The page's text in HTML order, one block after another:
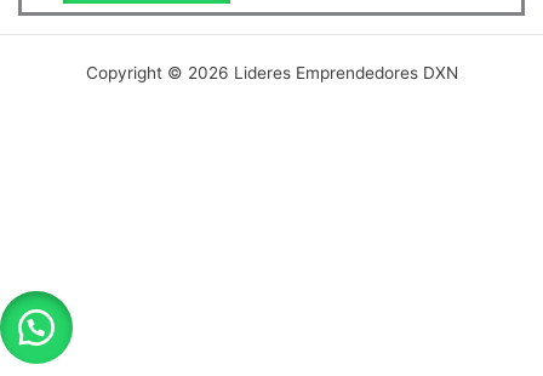
Copyright © 2026 Lideres Emprendedores DXN